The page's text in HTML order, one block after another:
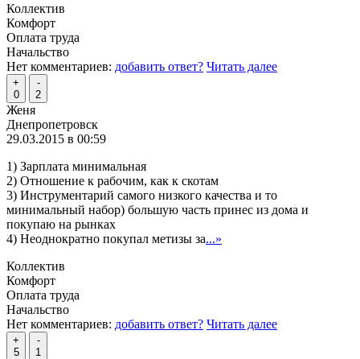
Коллектив
Комфорт
Оплата труда
Начальство
Нет комментариев: добавить ответ? Читать далее
+
0
-
2
Женя
Днепропетровск
29.03.2015 в 00:59
1) Зарплата минимальная
2) Отношение к рабочим, как к скотам
3) Инструментарий самого низкого качества и то
минимальный набор) большую часть принес из дома и
покупаю на рынках
4) Неоднократно покупал метизы за...»
Коллектив
Комфорт
Оплата труда
Начальство
Нет комментариев: добавить ответ? Читать далее
+
5
-
1